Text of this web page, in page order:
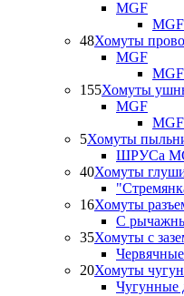
MGF
MGF
48Хомуты
MGF
155Хомуты
MGF
5Хомуты
ШРУСа
40Хомуты
16Хомуты
С
35Хомуты с
20Хомуты
Чугунные